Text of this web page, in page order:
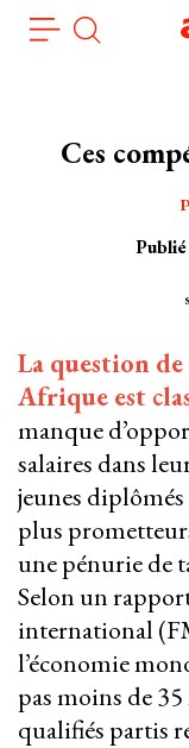
Ces
La question
Afrique est
manque
salaires dans
jeunes diplômés
plus
une pénurie de
Selon un
international
l’économie
pas moins de
qualifiés partis
Panneau de gestion des cookies